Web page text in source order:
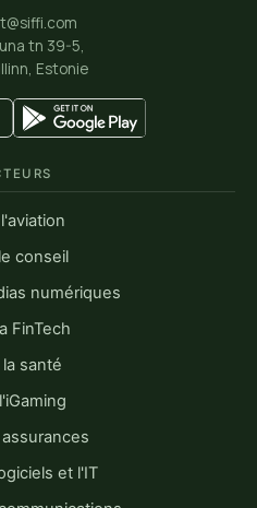
tn 39-5,
Estonie
conseil
numériques
FinTech
la santé
et l'IT